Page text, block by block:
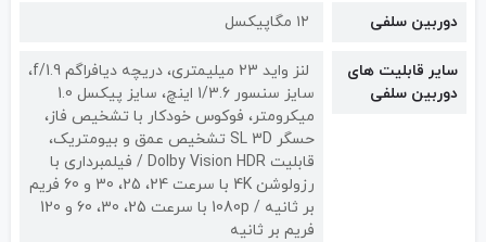
دوربین سلفی ۱۲ مگاپیکسل
سایر قابلیت های
دوربین سلفی
لنز واید 23 میلیمتری، دریچه دیافراگم f/1.9،
سایز سنسور 1/3.6 اینچ، سایز پیکسل 1.0
میکرومتر، فوکوس خودکار با تشخیص فاز،
حسگر SL 3D تشخیص عمق و بیومتریک،
قابلیت Dolby Vision HDR / فیلمبرداری با
رزولوشن 4K با سرعت 24، 25، 30 و 60 فریم
بر ثانیه / 1080p با سرعت 25، 30، 60 و 120
فریم بر ثانیه